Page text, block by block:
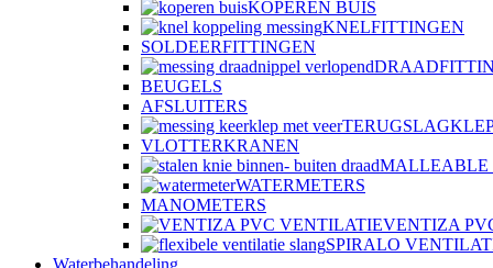
KOPEREN BUIS
KNELFITTINGEN
SOLDEERFITTINGEN
BEUGELS
AFSLUITERS
VLOTTERKRANEN
MALLEABLE
WATERMETERS
MANOMETERS
VENTIZA
SPIRALO
Waterbehandeling